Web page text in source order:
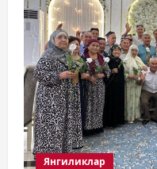
Янгиликлар